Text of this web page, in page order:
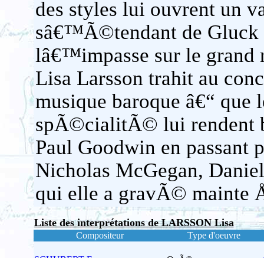
des styles lui ouvrent un
sâ€™Ã©tendant de
lâ€™impasse sur le
Lisa Larsson trahit au
musique baroque â€“ que
spÃ©cialitÃ© lui rendent
Paul Goodwin en passant
Nicholas McGegan,
qui elle a gravÃ© mainte
Liste des interprétations de LARSSON Lisa
Compositeur Type d'oeuvre